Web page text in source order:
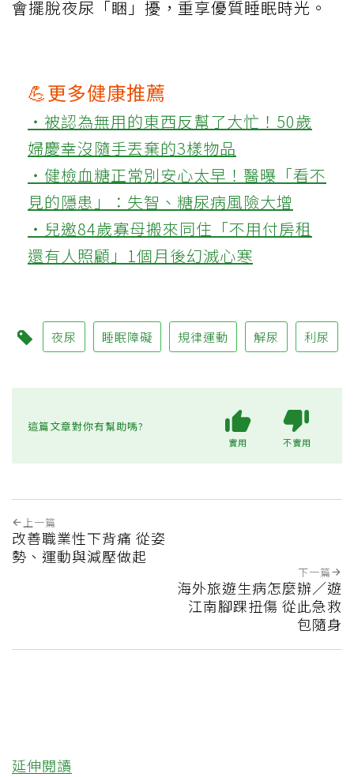
會擺脫夜尿「睏」擾，重享優質睡眠時光。
💪更多健康推薦
‧被認為無用的東西反幫了大忙！50歲
婦慶幸沒隨手丟棄的3樣物品
‧健檢血糖正常別安心太早！醫曝「看不
見的隱患」：失智、糖尿病風險大增
‧兒邀84歲寡母搬來同住「不用付房租
還有人照顧」1個月後幻滅心寒
夜尿 睡眠障礙 規律運動 解尿 利尿
這篇文章對你有幫助嗎?
實用 不實用
上一篇
改善職業性下背痛 從姿
勢、運動與減壓做起
下一篇
海外旅遊生病怎麼辦／遊
江南腳踝扭傷 從此急救
包隨身
延伸閱讀